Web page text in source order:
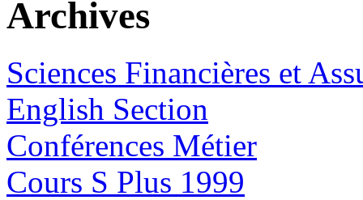
Archives
Sciences Financières et
English Section
Conférences Métier
Cours S Plus 1999